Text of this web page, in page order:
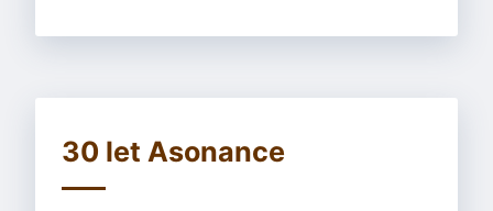
30 let Asonance